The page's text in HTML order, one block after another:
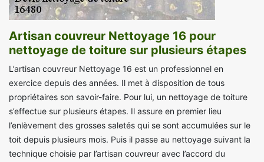
Artisan couvreur Nettoyage 16 pour
nettoyage de toiture sur plusieurs étapes
L’artisan couvreur Nettoyage 16 est un professionnel en
exercice depuis des années. Il met à disposition de tous
propriétaires son savoir-faire. Pour lui, un nettoyage de toiture
s’effectue sur plusieurs étapes. Il assure en premier lieu
l’enlèvement des grosses saletés qui se sont accumulées sur le
toit depuis plusieurs mois. Puis il passe au nettoyage suivant la
technique choisie par l’artisan couvreur avec l’accord du